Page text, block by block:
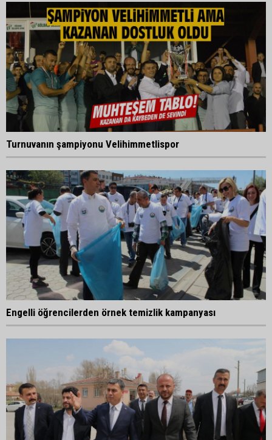
Turnuvanın şampiyonu Velihimmetlispor
Engelli öğrencilerden örnek temizlik kampanyası